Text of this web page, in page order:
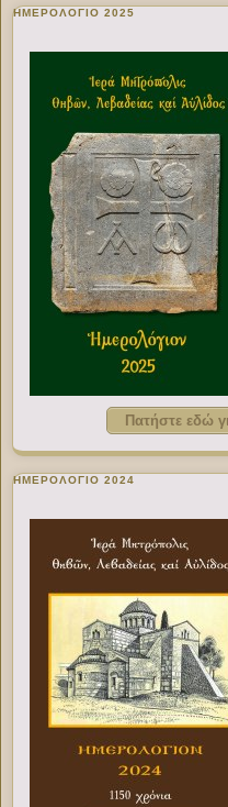
ΗΜΕΡΟΛΟΓΙΟ 2025
Πατήστε εδώ
ΗΜΕΡΟΛΟΓΙΟ 2024